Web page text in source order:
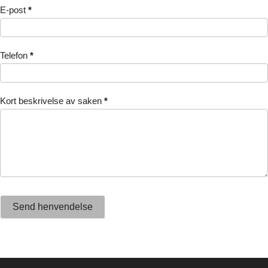
E-post *
Telefon *
Kort beskrivelse av saken *
Send henvendelse